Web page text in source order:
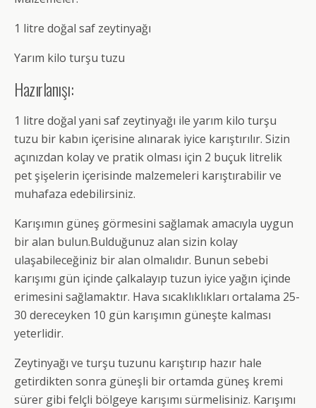
1 litre doğal saf zeytinyağı
Yarım kilo turşu tuzu
Hazırlanışı:
1 litre doğal yani saf zeytinyağı ile yarım kilo turşu
tuzu bir kabın içerisine alınarak iyice karıştırılır. Sizin
açınızdan kolay ve pratik olması için 2 buçuk litrelik
pet şişelerin içerisinde malzemeleri karıştırabilir ve
muhafaza edebilirsiniz.
Karışımın güneş görmesini sağlamak amacıyla uygun
bir alan bulun.Bulduğunuz alan sizin kolay
ulaşabileceğiniz bir alan olmalıdır. Bunun sebebi
karışımı gün içinde çalkalayıp tuzun iyice yağın içinde
erimesini sağlamaktır. Hava sıcaklıklıkları ortalama 25-
30 dereceyken 10 gün karışımın güneşte kalması
yeterlidir.
Zeytinyağı ve turşu tuzunu karıştırıp hazır hale
getirdikten sonra güneşli bir ortamda güneş kremi
sürer gibi felçli bölgeye karışımı sürmelisiniz. Karışımı